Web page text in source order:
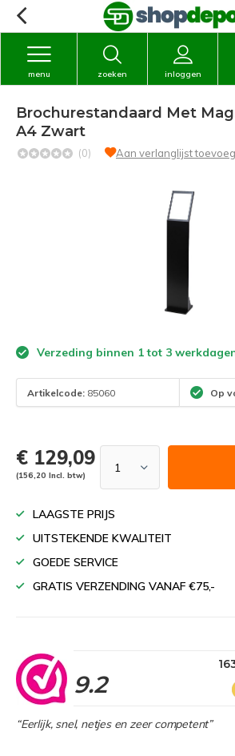
zoeken inloggen
menu
Brochurestandaard Met
A4 Zwart
(0) Aan verlanglijst
Verzeding binnen 1 tot 3
Artikelcode: 85060 Op
€ 129,09
(156,20 Incl. btw)
LAAGSTE PRIJS
UITSTEKENDE KWALITEIT
GOEDE SERVICE
GRATIS VERZENDING VANAF €75,-
9.2
“Eerlijk, snel, netjes en zeer competent”